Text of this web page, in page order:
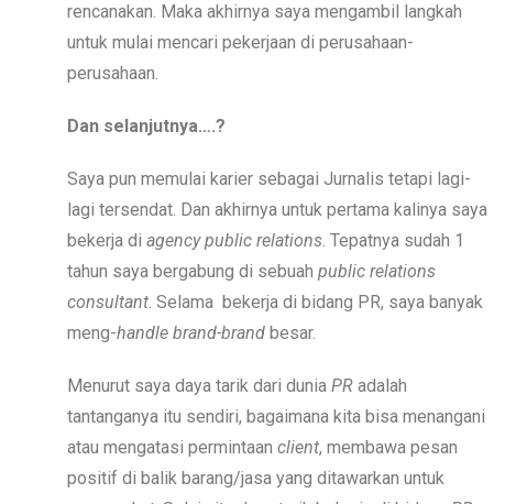
rencanakan. Maka akhirnya saya mengambil langkah
untuk mulai mencari pekerjaan di perusahaan-
perusahaan.
Dan selanjutnya….?
Saya pun memulai karier sebagai Jurnalis tetapi lagi-
lagi tersendat. Dan akhirnya untuk pertama kalinya saya
bekerja di agency public relations. Tepatnya sudah 1
tahun saya bergabung di sebuah public relations
consultant. Selama bekerja di bidang PR, saya banyak
meng-handle brand-brandbesar.
Menurut saya daya tarik dari dunia PRadalah
tantanganya itu sendiri, bagaimana kita bisa menangani
atau mengatasi permintaan client, membawa pesan
positif di balik barang/jasa yang ditawarkan untuk